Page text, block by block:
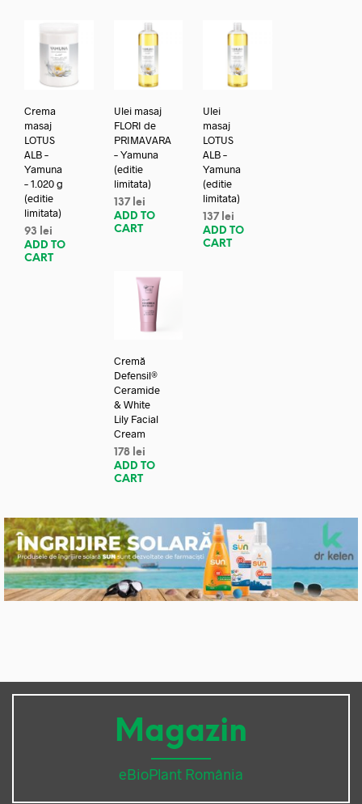
Crema
masaj
LOTUS
ALB –
Yamuna
– 1.020 g
(editie
limitata)
93
lei
ADD TO
CART
Ulei masaj
FLORI de
PRIMAVARA
– Yamuna
(editie
limitata)
137 lei
ADD TO
CART
Ulei
masaj
LOTUS
ALB –
Yamuna
(editie
limitata)
137 lei
ADD TO
CART
Cremă
Defensil®
Ceramide
& White
Lily Facial
Cream
178 lei
ADD TO
CART
Magazin
eBioPlant România